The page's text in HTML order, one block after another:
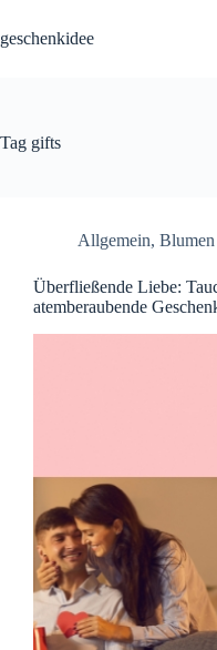
content
geschenkidee
Tag gifts
Allgemein, Blumen
Überfließende Liebe:
atemberaubende